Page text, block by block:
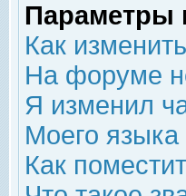
Параметры
Как
На форуме
Я изменил
Моего языка
Как